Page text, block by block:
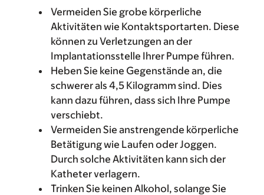
Vermeiden Sie grobe körperliche
Aktivitäten wie Kontaktsportarten. Diese
können zu Verletzungen an der
Implantationsstelle Ihrer Pumpe führen.
Heben Sie keine Gegenstände an, die
schwerer als 4,5 Kilogramm sind. Dies
kann dazu führen, dass sich Ihre Pumpe
verschiebt.
Vermeiden Sie anstrengende körperliche
Betätigung wie Laufen oder Joggen.
Durch solche Aktivitäten kann sich der
Katheter verlagern.
Trinken Sie keinen Alkohol, solange Sie